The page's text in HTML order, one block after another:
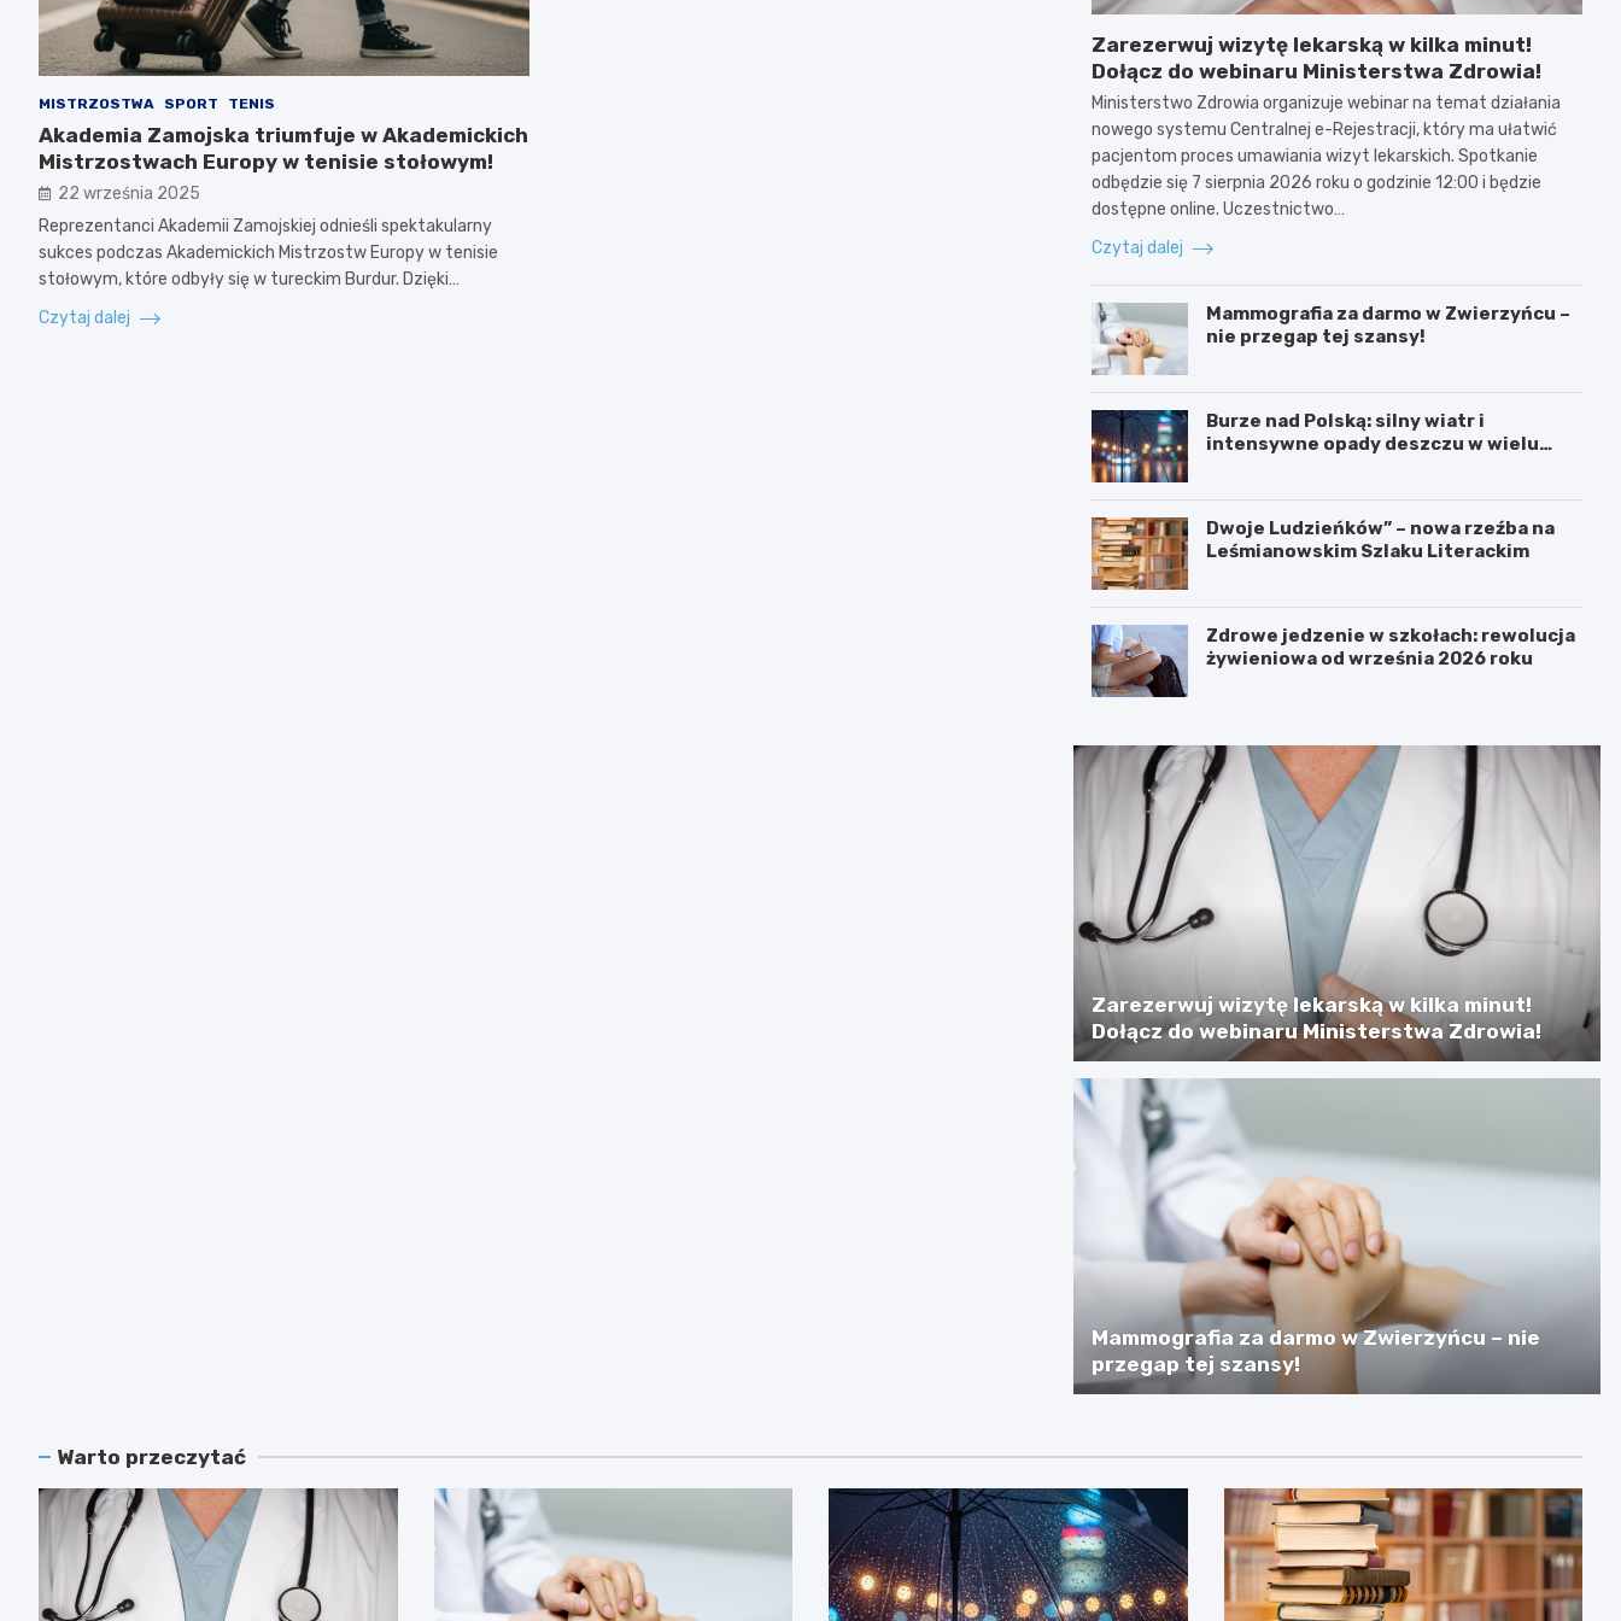
MISTRZOSTWA SPORT TENIS
Akademia Zamojska triumfuje w Akademickich
Mistrzostwach Europy w tenisie stołowym!
22 września 2025
Reprezentanci Akademii Zamojskiej odnieśli spektakularny
sukces podczas Akademickich Mistrzostw Europy w tenisie
stołowym, które odbyły się w tureckim Burdur. Dzięki…
Czytaj dalej
Zarezerwuj wizytę lekarską w kilka minut!
Dołącz do webinaru Ministerstwa Zdrowia!
Ministerstwo Zdrowia organizuje webinar na temat działania
nowego systemu Centralnej e-Rejestracji, który ma ułatwić
pacjentom proces umawiania wizyt lekarskich. Spotkanie
odbędzie się 7 sierpnia 2026 roku o godzinie 12:00 i będzie
dostępne online. Uczestnictwo…
Czytaj dalej
Mammografia za darmo w Zwierzyńcu –
nie przegap tej szansy!
Burze nad Polską: silny wiatr i
intensywne opady deszczu w wielu
Dwoje Ludzieńków” – nowa rzeźba na
Leśmianowskim Szlaku Literackim
Zdrowe jedzenie w szkołach: rewolucja
żywieniowa od września 2026 roku
Zarezerwuj wizytę lekarską w kilka minut!
Dołącz do webinaru Ministerstwa Zdrowia!
Mammografia za darmo w Zwierzyńcu – nie
przegap tej szansy!
Warto przeczytać